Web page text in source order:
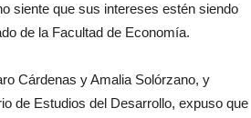
siente que sus intereses estén siendo
de la Facultad de Economía.
Cárdenas y Amalia Solórzano, y
de Estudios del Desarrollo, expuso que